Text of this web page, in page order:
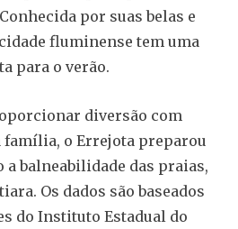
por suas belas e
fluminense tem uma
para o verão.
diversão com
família, o Errejota preparou
balneabilidade das praias,
Os dados são baseados
do Instituto Estadual do